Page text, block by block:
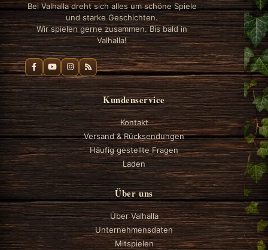
Bei Valhalla dreht sich alles um schöne Spiele
und starke Geschichten.
Wir spielen gerne zusammen. Bis bald in
Valhalla!
Kundenservice
Kontakt
Versand & Rücksendungen
Häufig gestellte Fragen
Laden
Über uns
Über Valhalla
Unternehmensdaten
Mitspielen